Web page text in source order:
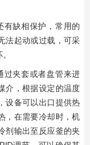
有缺相保护，常用的
法起动或过载，可采
过夹套或者盘管来进
介，根据设定的温度
设备可以出口提供热
，在需要冷却时，机
剂输出至反应釜的夹